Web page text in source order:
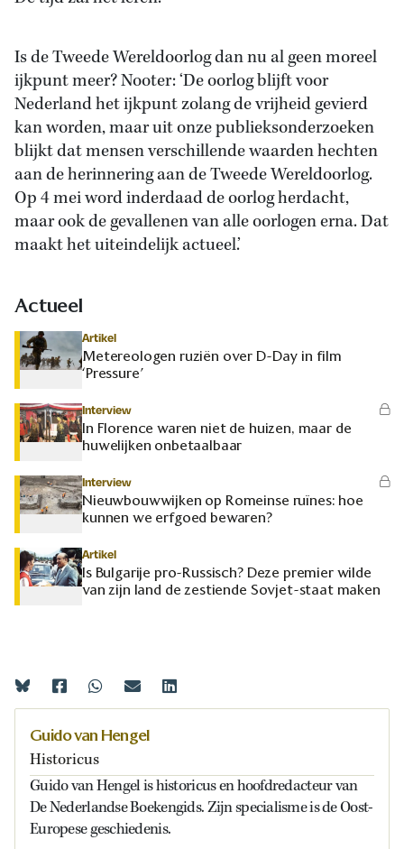
Is de Tweede Wereldoorlog dan nu al geen moreel
ijkpunt meer? Nooter: ‘De oorlog blijft voor
Nederland het ijkpunt zolang de vrijheid gevierd
kan worden, maar uit onze publieksonderzoeken
blijkt dat mensen verschillende waarden hechten
aan de herinnering aan de Tweede Wereldoorlog.
Op 4 mei word inderdaad de oorlog herdacht,
maar ook de gevallenen van alle oorlogen erna. Dat
maakt het uiteindelijk actueel.’
Actueel
Artikel
Metereologen ruziën over D-Day in film
‘Pressure’
Interview
In Florence waren niet de huizen, maar de
huwelijken onbetaalbaar
Interview
Nieuwbouwwijken op Romeinse ruïnes: hoe
kunnen we erfgoed bewaren?
Artikel
Is Bulgarije pro-Russisch? Deze premier wilde
van zijn land de zestiende Sovjet-staat maken
Guido van Hengel
Historicus
Guido van Hengel is historicus en hoofdredacteur van
De Nederlandse Boekengids. Zijn specialisme is de Oost-
Europese geschiedenis.